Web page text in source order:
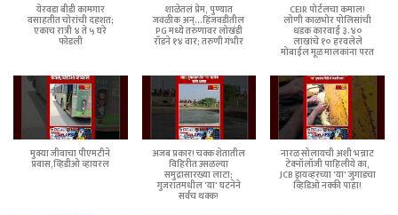
येरवडा बीडी कामगार
वसाहतीत चोरांची दहशत;
एकाच रात्री ४ ते ५ घरे
फोडली
शाळेतलं प्रेम, पुण्यात
जवळीक अन्...हिंजवडीतील
PG मध्ये तरुणावर लोखंडी
रॉडने १४ वार; तरुणी गंभीर
CEIR पोर्टलचा कमाल!
लोणी काळभोर पोलिसांची
धडक कारवाई ३.४०
लाखांचे १० हरवलेले
मोबाईल मूळ मालकांना परत
मुक्या जीवाचा पीएमटीने
प्रवास,व्हिडीओ व्हायरल
अजब प्रकार! चक्क शेतातील
विहिरीत उसळल्या
समुद्रासारख्या लाटा;
गुजरातमधील 'या' घटनेने
सर्वच थक्क!
नारळ सोलायची अशी भन्नाट
टेक्नॉलॉजी पाहिलीये का,
JCB ड्रायव्हरच्या 'या' जुगाडचा
व्हिडिओ नक्की पाहा!